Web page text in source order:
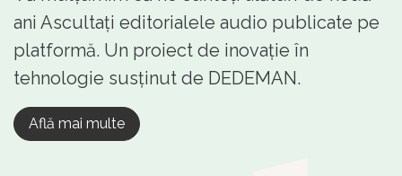
ani Ascultați editorialele audio publicate pe
platformă. Un proiect de inovație în
tehnologie susținut de DEDEMAN.
Află mai multe